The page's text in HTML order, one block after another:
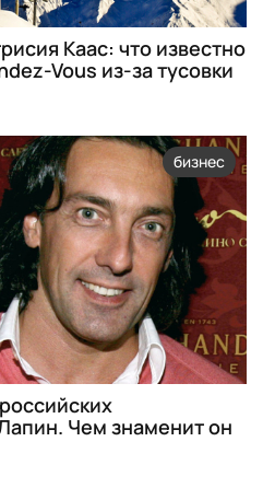
Каас: что известно
Vous из-за тусовки
бизнес
Чем знаменит он